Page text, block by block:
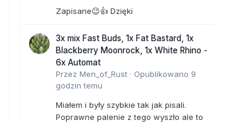
Zapisane😉👍 Dzięki
3x mix Fast Buds, 1x Fat Bastard, 1x
Blackberry Moonrock, 1x White Rhino -
6x Automat
Przez Men_of_Rust · Opublikowano 9
godzin temu
Miałem i były szybkie tak jak pisali.
Poprawne palenie z tego wyszło ale to